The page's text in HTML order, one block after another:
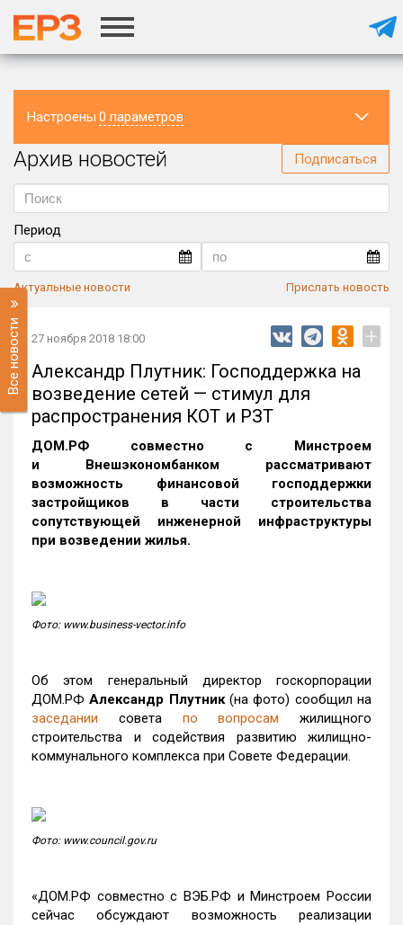
Настроены 0 параметров
Регион
Архив новостей Подписаться
Период
Актуальные новости Прислать новость
Все новости 27 ноября 2018 18:00 +
Александр Плутник: Господдержка на
возведение сетей — стимул для
распространения КОТ и РЗТ
ДОМ.РФ совместно с Минстроем
и Внешэкономбанком рассматривают
возможность финансовой господдержки
застройщиков в части строительства
сопутствующей инженерной инфраструктуры
при возведении жилья.
Фото: www.business-vector.info
Об этом генеральный директор госкорпорации
ДОМ.РФАлександр Плутник(на фото) сообщил на
заседании совета по вопросам жилищного
строительства и содействия развитию жилищно-
коммунального комплекса при Совете Федерации.
Фото: www.council.gov.ru
«ДОМ.РФ совместно с ВЭБ.РФ и Минстроем России
сейчас обсуждают возможность реализации